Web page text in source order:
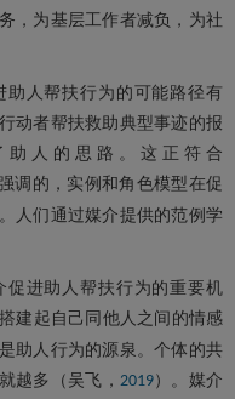
，为基层工作者减负，为社
人帮扶行为的可能路径有
动者帮扶救助典型事迹的报
人的思路。这正符合
调的，实例和角色模型在促
人们通过媒介提供的范例学
促进助人帮扶行为的重要机
建起自己同他人之间的情感
助人行为的源泉。个体的共
越多（吴飞， 2019）。媒介